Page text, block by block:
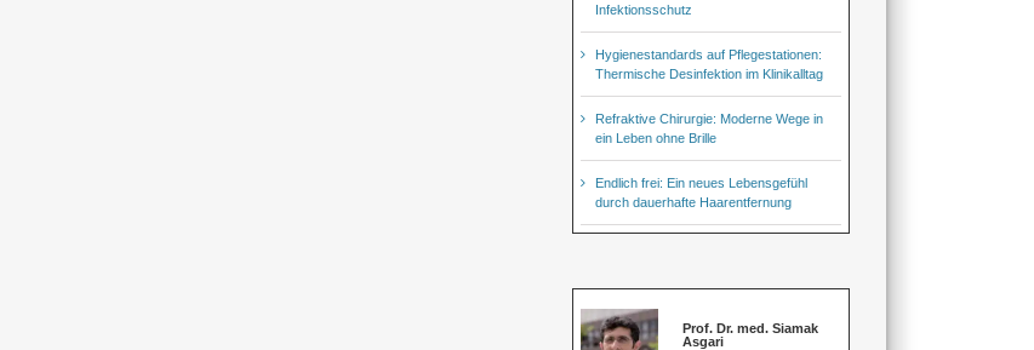
Infektionsschutz
Hygienestandards auf Pflegestationen:
Thermische Desinfektion im Klinikalltag
Refraktive Chirurgie: Moderne Wege in
ein Leben ohne Brille
Endlich frei: Ein neues Lebensgefühl
durch dauerhafte Haarentfernung
Prof. Dr. med. Siamak
Asgari